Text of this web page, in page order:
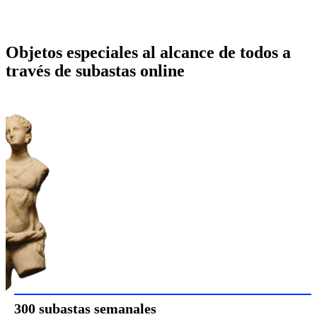
Objetos especiales al alcance de todos a
través de subastas online
300 subastas semanales